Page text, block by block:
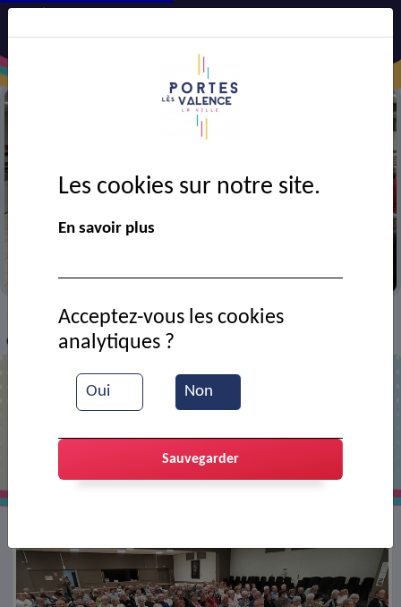
> VIE MUNICIPALE > Ressources documentaires
Club Croizat : assemblée générale
Les cookies sur notre site.
En savoir plus
Oui Non
Acceptez-vous les cookies
analytiques ?
Sauvegarder